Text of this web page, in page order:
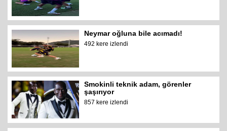
Neymar oğluna bile acımadı!
492 kere izlendi
Smokinli teknik adam, görenler
şaşırıyor
857 kere izlendi